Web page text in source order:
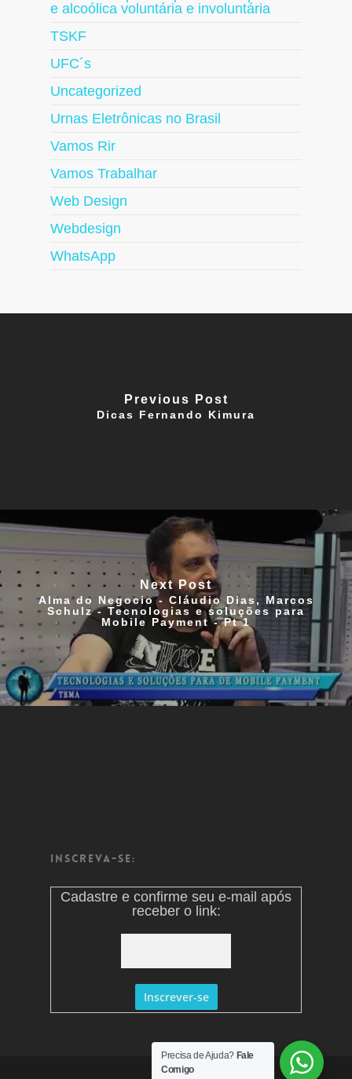
e alcoólica voluntária e involuntária
TSKF
UFC´s
Uncategorized
Urnas Eletrônicas no Brasil
Vamos Rir
Vamos Trabalhar
Web Design
Webdesign
WhatsApp
Previous Post
Dicas Fernando Kimura
Next Post
Alma do Negocio - Cláudio Dias, Marcos
Schulz - Tecnologias e soluções para
Mobile Payment - Pt 1
Inscreva-se:
Cadastre e confirme seu e-mail após
receber o link:
Precisa de Ajuda? Fale
Comigo